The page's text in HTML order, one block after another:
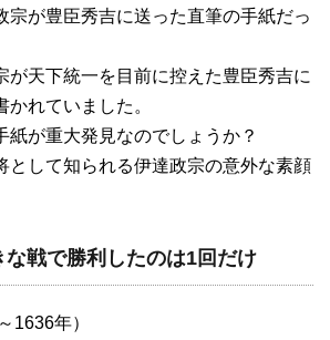
宗が豊臣秀吉に送った直筆の手紙だっ
が天下統一を目前に控えた豊臣秀吉に
れていました。
紙が重大発見なのでしょうか？
として知られる伊達政宗の意外な素顔
戦で勝利したのは1回だけ
1636年）